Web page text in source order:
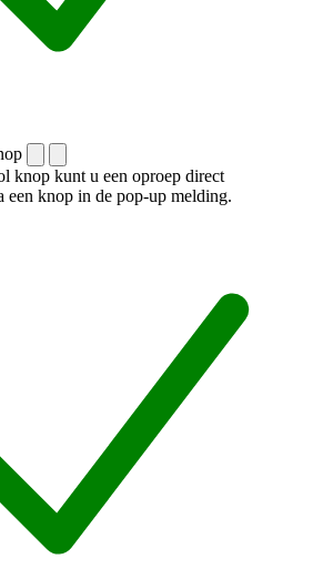
knop kunt u een oproep direct
een knop in de pop-up melding.